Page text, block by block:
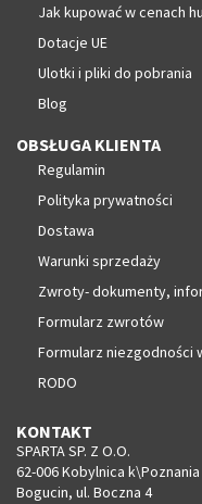
Jak kupować w cenach
Dotacje UE
Ulotki i pliki do pobrania
Blog
OBSŁUGA KLIENTA
Regulamin
Polityka prywatności
Dostawa
Warunki sprzedaży
Zwroty- dokumenty,
Formularz zwrotów
Formularz niezgodności
RODO
KONTAKT
SPARTA SP. Z O.O.
62-006 Kobylnica k\Poznania
Bogucin, ul. Boczna 4